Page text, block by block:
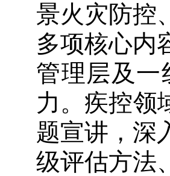
景火灾防控
多项核心内
管理层及一
力。疾控领
题宣讲，深
级评估方法